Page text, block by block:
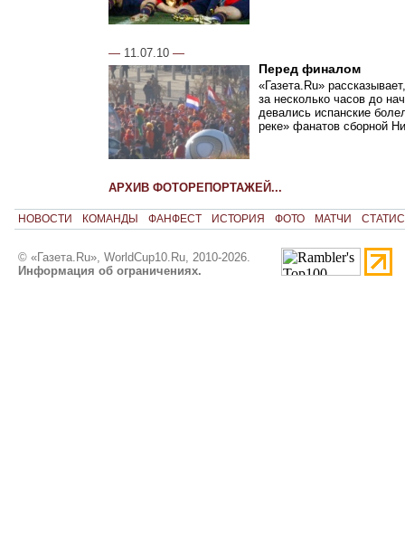
— 11.07.10 —
Перед финалом
«Газета.Ru»
за несколько часов до
девались испанские
реке» фанатов сборной
АРХИВ ФОТОРЕПОРТАЖЕЙ...
НОВОСТИ КОМАНДЫ ФАНФЕСТ ИСТОРИЯ ФОТО МАТЧИ
© «Газета.Ru», WorldCup10.Ru, 2010-2026.
Информация об ограничениях.